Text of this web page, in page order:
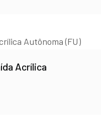
Acrílica